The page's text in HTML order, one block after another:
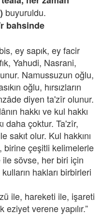
buyuruldu.
bahsinde
ey sapık, ey facir
Yahudi, Nasrani,
Namussuzun oğlu,
oğlu, hırsızların
diyen ta'zîr olunur.
hakkı ve kul hakkı
daha çoktur. Ta'zîr,
sakıt olur. Kul hakkını
birine çeşitli kelimelerle
sövse, her biri için
hakları birbirleri
ile, hareketi ile, işareti
verene yapılır.”